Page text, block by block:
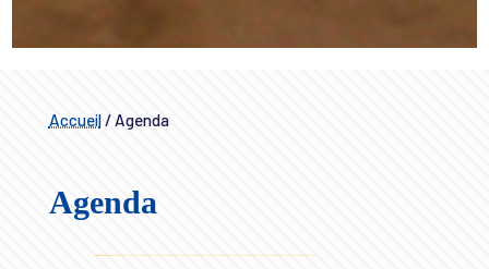
Accueil/Agenda
Agenda